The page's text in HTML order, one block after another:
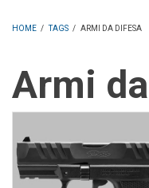
HOME / TAGS / ARMI DA DIFESA
Armi